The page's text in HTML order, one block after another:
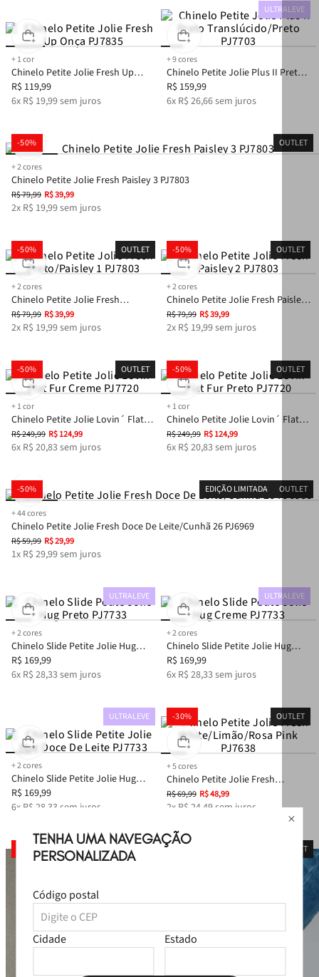
TENHA UMA NAVEGAÇÃO
PERSONALIZADA
Código postal
Cidade Estado
+1cor
Chinelo Petite Jolie Fresh Up
Onça PJ7835
R$ 119,99
6x R$ 19,99sem juros
+9cores
Chinelo Petite Jolie Plus II Preto
Translúcido/Preto PJ7703
R$ 159,99
6x R$ 26,66sem juros
ULTRALEVE
-50%
+2cores
Chinelo Petite Jolie Fresh Paisley 3 PJ7803
R$79,99 R$39,99
2x R$ 19,99sem juros
OUTLET
-50%
+2cores
Chinelo Petite Jolie Fresh
Preto/Paisley 1 PJ7803
R$79,99 R$39,99
2x R$ 19,99sem juros
OUTLET -50%
+2cores
Chinelo Petite Jolie Fresh Paisley
2 PJ7803
R$79,99 R$39,99
2x R$ 19,99sem juros
OUTLET
-50%
+1cor
Chinelo Petite Jolie Lovin´ Flat
Fur Creme PJ7720
R$249,99 R$124,99
6x R$ 20,83sem juros
OUTLET -50%
+1cor
Chinelo Petite Jolie Lovin´ Flat
Fur Preto PJ7720
R$249,99 R$124,99
6x R$ 20,83sem juros
OUTLET
-50%
+44cores
Chinelo Petite Jolie Fresh Doce De Leite/Cunhã 26 PJ6969
R$59,99 R$29,99
1x R$ 29,99sem juros
EDIÇÃO LIMITADA OUTLET
+2cores
Chinelo Slide Petite Jolie Hug
Preto PJ7733
R$ 169,99
6x R$ 28,33sem juros
ULTRALEVE
+2cores
Chinelo Slide Petite Jolie Hug
Creme PJ7733
R$ 169,99
6x R$ 28,33sem juros
ULTRALEVE
+2cores
Chinelo Slide Petite Jolie Hug
Doce De Leite PJ7733
R$ 169,99
6x R$ 28 33 sem juros
ULTRALEVE -30%
+5cores
Chinelo Petite Jolie Fresh
White/Limão/Rosa Pink PJ7638
R$69,99 R$48,99
2x R$ 24 49 sem juros
OUTLET
30% OUTLET